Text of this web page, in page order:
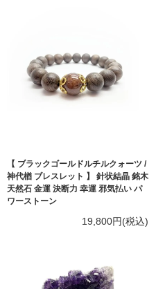
【 ブラックゴールドルチルクォーツ /
神代楢 ブレスレット 】 針状結晶 銘木
天然石 金運 決断力 幸運 邪気払い パ
ワーストーン
19,800円(税込)